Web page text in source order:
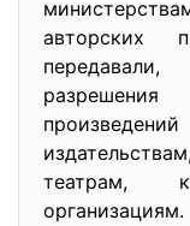
авторских
театрам,